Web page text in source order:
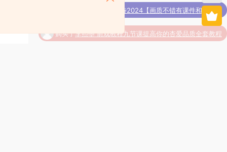
桑德兰的等待2024【画质不错有课件和笔刷】
李熙墨 前戏教程九节课提高你的杏爱品质全套教程